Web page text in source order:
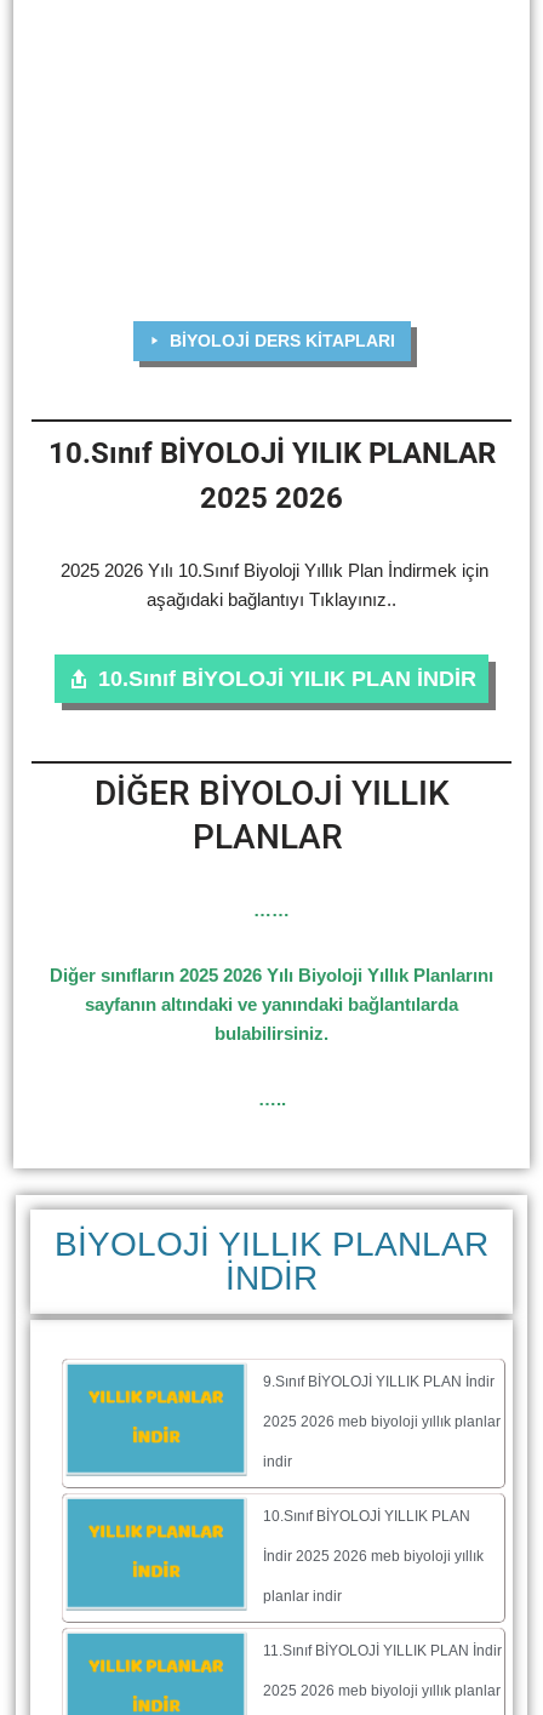
BİYOLOJİ DERS KİTAPLARI
10.Sınıf BİYOLOJİ YILIK PLANLAR
2025 2026
2025 2026 Yılı 10.Sınıf Biyoloji Yıllık Plan İndirmek için
aşağıdaki bağlantıyı Tıklayınız..
10.Sınıf BİYOLOJİ YILIK PLAN İNDİR
DİĞER BİYOLOJİ YILLIK
PLANLAR
……
Diğer sınıfların 2025 2026 Yılı Biyoloji Yıllık Planlarını
sayfanın altındaki ve yanındaki bağlantılarda
bulabilirsiniz.
…..
BİYOLOJİ YILLIK PLANLAR
İNDİR
9.Sınıf BİYOLOJİ YILLIK PLAN İndir
2025 2026 meb biyoloji yıllık planlar
indir
10.Sınıf BİYOLOJİ YILLIK PLAN
İndir 2025 2026 meb biyoloji yıllık
planlar indir
11.Sınıf BİYOLOJİ YILLIK PLAN İndir
2025 2026 meb biyoloji yıllık planlar